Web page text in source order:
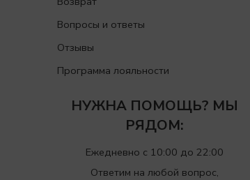
Вопросы и ответы
Отзывы
Программа лояльности
НУЖНА ПОМОЩЬ? МЫ
РЯДОМ:
Ежедневно с 10:00 до 22:00
Ответим на любой вопрос,